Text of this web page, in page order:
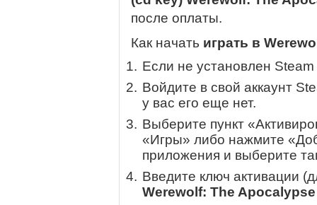
после оплаты.
Как начать играть в
Если не установлен
Войдите в свой аккаунт
у вас его еще нет.
Выберите пункт
«Игры» либо нажмите
приложения и выберите
Введите ключ активации
Werewolf: The